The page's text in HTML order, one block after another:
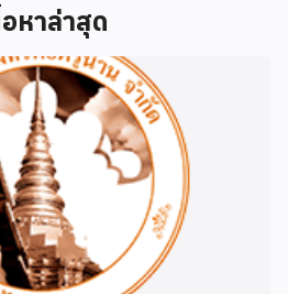
หาล่าสุด